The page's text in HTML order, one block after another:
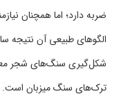
ضربه دارد؛ اما همچنان
الگوهای طبیعی آن نتیجه
شکل‌گیری سنگ‌های شجر
ترک‌های سنگ میزبان است.